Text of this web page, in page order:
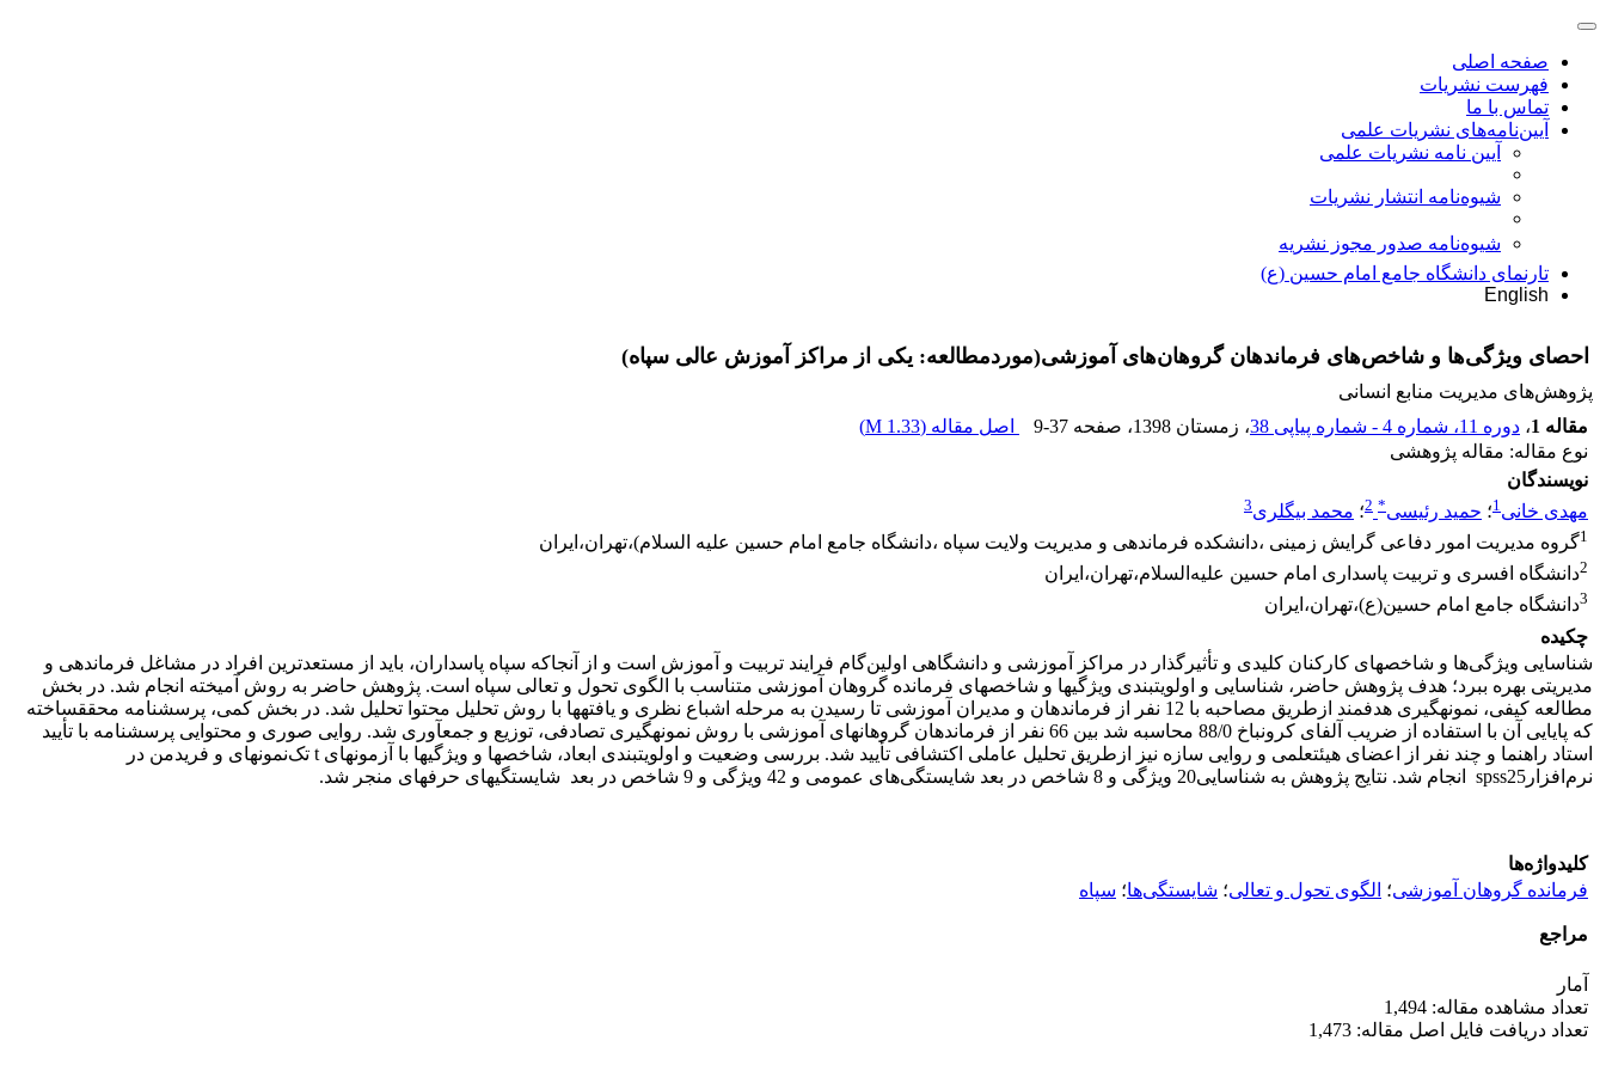
صفحه اصلی
فهرست نشریات
تماس با ما
آیین‌نامه‌های نشریات علمی
آیین نامه نشریات علمی
شیوه‌نامه انتشار نشریات
شیوهنامه صدور مجوز نشریه
تارنمای دانشگاه جامع امام حسین (ع)
English
احصای ویژگی‌ها و شاخص‌های فرماندهان گروهان‌های آموزشی(موردمطالعه: یکی از مراکز آموزش عالی سپاه)
پژوهش‌های مدیریت منابع انسانی
مقاله 1
، دوره 11، شماره 4 - شماره پیاپی 38 ، زمستان 1398 ، صفحه 9-37 اصل مقاله (1.33 M
)
نوع مقاله: مقاله پژوهشی
نویسندگان
مهدی خانی1؛ حمید رئیسی*
2؛ محمد بیگلری3
1گروه مدیریت امور دفاعی گرایش زمینی ،دانشکده فرماندهی و مدیریت ولایت سپاه ،دانشگاه جامع امام حسین علیه السلام)،تهران،ایران
2دانشگاه افسری و تربیت پاسداری امام حسین علیه‌السلام،تهران،ایران
3دانشگاه جامع امام حسین(ع)،تهران،ایران
چکیده
شناسایی ویژگی‌ها و شاخص­های کارکنان کلیدی و تأثیرگذار در مراکز آموزشی و دانشگاهی اولین‌گام فرایند تربیت و آموزش است و از آنجاکه سپاه پاسداران، باید از مستعدترین افراد در مشاغل فرماندهی و
مدیریتی بهره ببرد؛ هدف پژوهش حاضر، شناسایی و اولویت­بندی ویژگی­ها و شاخص­های فرمانده گروهان آموزشی متناسب با الگوی تحول و تعالی سپاه است. پژوهش حاضر به روش آمیخته انجام شد. در بخش
مطالعه­ کیفی، نمونه­گیری هدف­مند ازطریق مصاحبه با 12 نفر از فرماندهان و مدیران آموزشی تا رسیدن به مرحله­ اشباع نظری و یافته­ها با روش تحلیل محتوا تحلیل شد. در بخش کمی، پرسشنامه­ محقق­ساخته
که پایایی آن با استفاده از ضریب آلفای کرونباخ 88/0 محاسبه شد بین 66 نفر از فرماندهان گروهان­های آموزشی با روش نمونه­گیری تصادفی، توزیع و جمع­آوری شد. روایی صوری و محتوایی پرسشنامه با تأیید
استاد راهنما و چند نفر از اعضای هیئت­علمی و روایی سازه نیز ازطریق تحلیل عاملی اکتشافی تأیید شد. بررسی وضعیت و اولویت­بندی ابعاد، شاخص­ها و ویژگی­ها با آزمون­های t تک‌نمونه­ای و فریدمن در
نرم‌‌افزارspss25 انجام شد. نتایج پژوهش به شناسایی20 ویژگی و 8 شاخص در بعد شایستگی‌های عمومی و 42 ویژگی و 9 شاخص در بعد شایستگی­های حرفه­ای منجر شد.
کلیدواژه‌ها
فرمانده گروهان آموزشی؛ الگوی تحول و تعالی؛ شایستگی‌ها؛ سپاه
مراجع
آمار
تعداد مشاهده مقاله: 1,494
تعداد دریافت فایل اصل مقاله: 1,473